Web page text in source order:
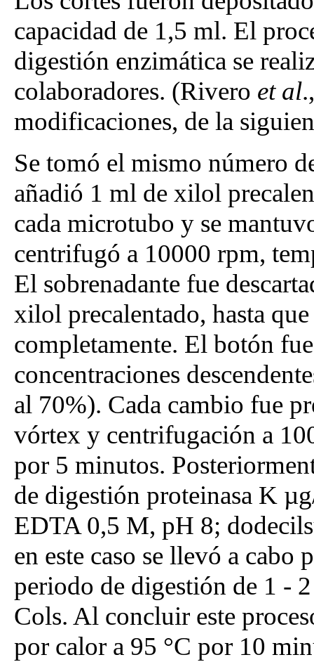
capacidad de 1,5 ml. El
digestión enzimática se
colaboradores. (Rivero et al
modificaciones, de la
Se tomó el mismo número
añadió 1 ml de xilol
cada microtubo y se
centrifugó a 10000 rpm,
El sobrenadante fue
xilol precalentado, hasta
completamente. El botón
concentraciones
al 70%). Cada cambio fue
vórtex y centrifugación a
por 5 minutos.
de digestión proteinasa K
EDTA 0,5 M, pH 8;
en este caso se llevó a cabo
periodo de digestión de 1 -
Cols. Al concluir este
por calor a 95 °C por 10